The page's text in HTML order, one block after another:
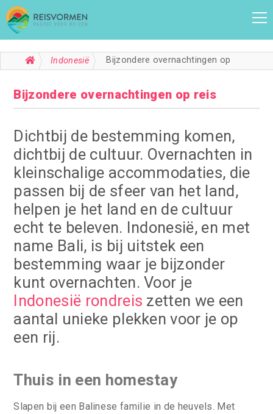
Indonesië
Bijzondere overnachtingen op reis
Dichtbij de bestemming komen,
dichtbij de cultuur. Overnachten in
kleinschalige accommodaties, die
passen bij de sfeer van het land,
helpen je het land en de cultuur
echt te beleven. Indonesië, en met
name Bali, is bij uitstek een
bestemming waar je bijzonder
kunt overnachten. Voor je
Indonesië rondreis zetten we een
aantal unieke plekken voor je op
een rij.
Thuis in een homestay
Slapen bij een Balinese familie in de heuvels. Met